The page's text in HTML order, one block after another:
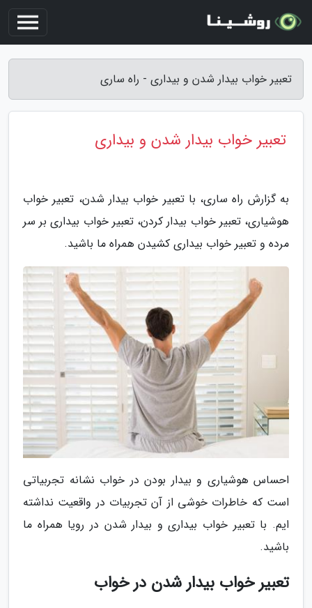
تعبیر خواب بیدار شدن و بیداری - راه ساری
تعبیر خواب بیدار شدن و بیداری
به گزارش راه ساری، با تعبیر خواب بیدار شدن، تعبیر خواب
هوشیاری، تعبیر خواب بیدار کردن، تعبیر خواب بیداری بر سر
مرده و تعبیر خواب بیداری کشیدن همراه ما باشید.
احساس هوشیاری و بیدار بودن در خواب نشانه تجربیاتی
است که خاطرات خوشی از آن تجربیات در واقعیت نداشته
ایم. با تعبیر خواب بیداری و بیدار شدن در رویا همراه ما
باشید.
تعبیر خواب بیدار شدن در خواب